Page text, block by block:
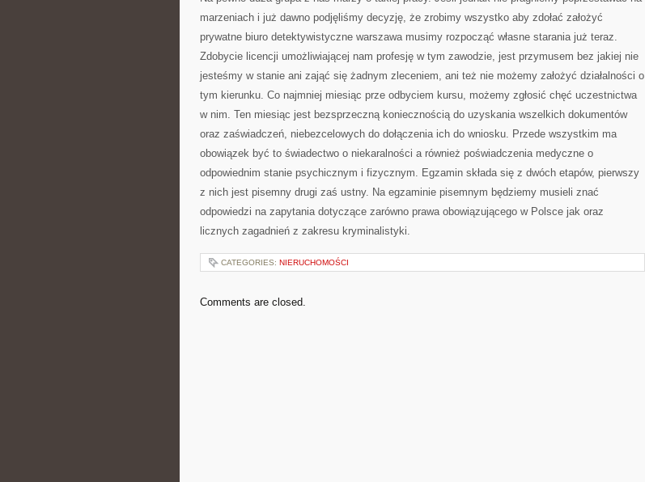
marzeniach i już dawno podjęliśmy decyzję, że zrobimy wszystko aby zdołać założyć
prywatne biuro detektywistyczne warszawa musimy rozpocząć własne starania już teraz.
Zdobycie licencji umożliwiającej nam profesję w tym zawodzie, jest przymusem bez jakiej nie
jesteśmy w stanie ani zająć się żadnym zleceniem, ani też nie możemy założyć działalności o
tym kierunku. Co najmniej miesiąc prze odbyciem kursu, możemy zgłosić chęć uczestnictwa
w nim. Ten miesiąc jest bezsprzeczną koniecznością do uzyskania wszelkich dokumentów
oraz zaświadczeń, niebezcelowych do dołączenia ich do wniosku. Przede wszystkim ma
obowiązek być to świadectwo o niekaralności a również poświadczenia medyczne o
odpowiednim stanie psychicznym i fizycznym. Egzamin składa się z dwóch etapów, pierwszy
z nich jest pisemny drugi zaś ustny. Na egzaminie pisemnym będziemy musieli znać
odpowiedzi na zapytania dotyczące zarówno prawa obowiązującego w Polsce jak oraz
licznych zagadnień z zakresu kryminalistyki.
CATEGORIES: NIERUCHOMOŚCI
Comments are closed.